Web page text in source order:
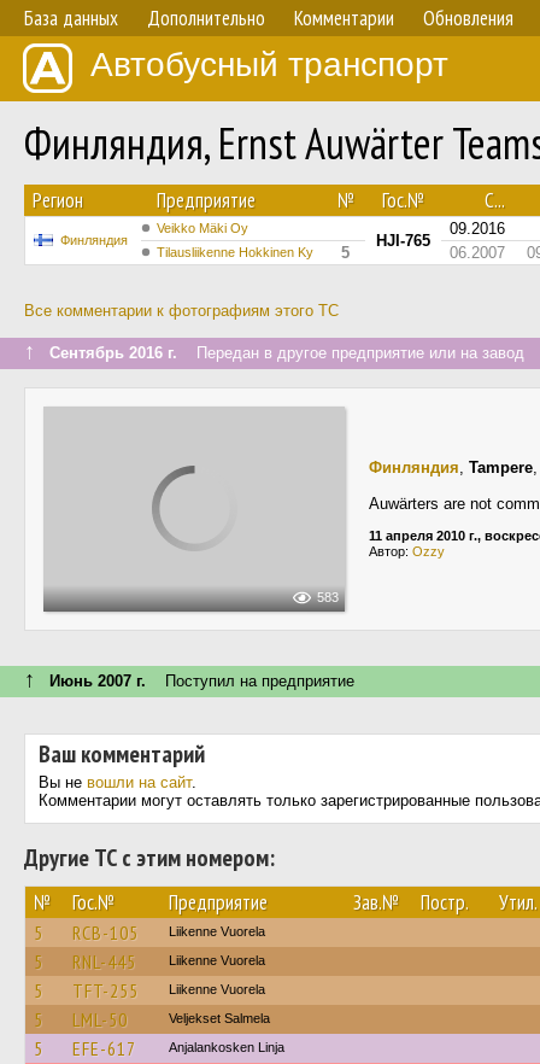
База данных Дополнительно Комментарии Обновления
Автобусный транспорт
Финляндия, Ernst Auwärter
Регион Предприятие № Гос.№ С...
Финляндия
Veikko Mäki Oy
HJI-765
09.2016
Tilausliikenne Hokkinen Ky 5 06.2007
Все комментарии к фотографиям этого ТС
↑ Сентябрь 2016 г. Передан в другое предприятие или на завод
583
Финляндия, Tampere
Auwärters are not
11 апреля 2010 г.,
Автор: Ozzy
↑ Июнь 2007 г. Поступил на предприятие
Ваш комментарий
Вы не вошли на сайт.
Комментарии могут оставлять только зарегистрированные
Другие ТС с этим номером:
№ Гос.№ Предприятие Зав.№ Постр. Утил.
5 RCB-105 Liikenne Vuorela
5 RNL-445 Liikenne Vuorela
5 TFT-255 Liikenne Vuorela
5 LML-50 Veljekset Salmela
5 EFE-617 Anjalankosken Linja